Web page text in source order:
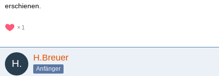
erschienen.
1
H.Breuer
Anfänger